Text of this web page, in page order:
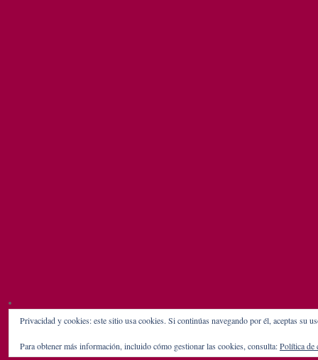
Privacidad y cookies: este sitio usa cookies. Si continúas navegando por él, aceptas su
Para obtener más información, incluido cómo gestionar las cookies, consulta:Política de